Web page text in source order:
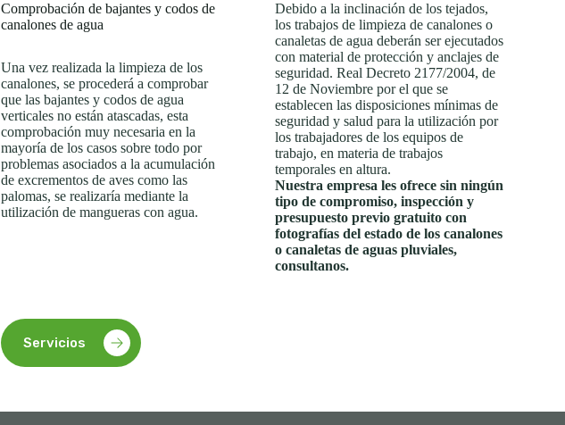
Comprobación de bajantes y codos de
canalones de agua
Una vez realizada la limpieza de los
canalones, se procederá a comprobar
que las bajantes y codos de agua
verticales no están atascadas, esta
comprobación muy necesaria en la
mayoría de los casos sobre todo por
problemas asociados a la acumulación
de excrementos de aves como las
palomas, se realizaría mediante la
utilización de mangueras con agua.
Debido a la inclinación de los tejados,
los trabajos de limpieza de canalones o
canaletas de agua deberán ser ejecutados
con material de protección y anclajes de
seguridad. Real Decreto 2177/2004, de
12 de Noviembre por el que se
establecen las disposiciones mínimas de
seguridad y salud para la utilización por
los trabajadores de los equipos de
trabajo, en materia de trabajos
temporales en altura.
Nuestra empresa les ofrece sin ningún
tipo de compromiso, inspección y
presupuesto previo gratuito con
fotografías del estado de los canalones
o canaletas de aguas pluviales,
consultanos.
Servicios